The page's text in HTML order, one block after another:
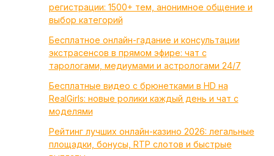
регистрации: 1500+ тем, анонимное общение и
выбор категорий
Бесплатное онлайн-гадание и консультации
экстрасенсов в прямом эфире: чат с
тарологами, медиумами и астрологами 24/7
Бесплатные видео с брюнетками в HD на
RealGirls: новые ролики каждый день и чат с
моделями
Рейтинг лучших онлайн-казино 2026: легальные
площадки, бонусы, RTP слотов и быстрые